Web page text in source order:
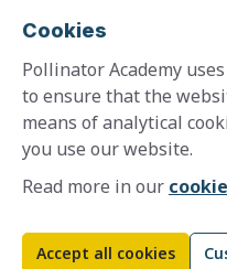
EU Monitoring (SPRING)
Privacy policy
Terms and conditions
Cookie policy
Website byZooma
Cookies
Pollinator Academy
to ensure that the
means of analytical
you use our website.
Read more in our
Accept all cookies